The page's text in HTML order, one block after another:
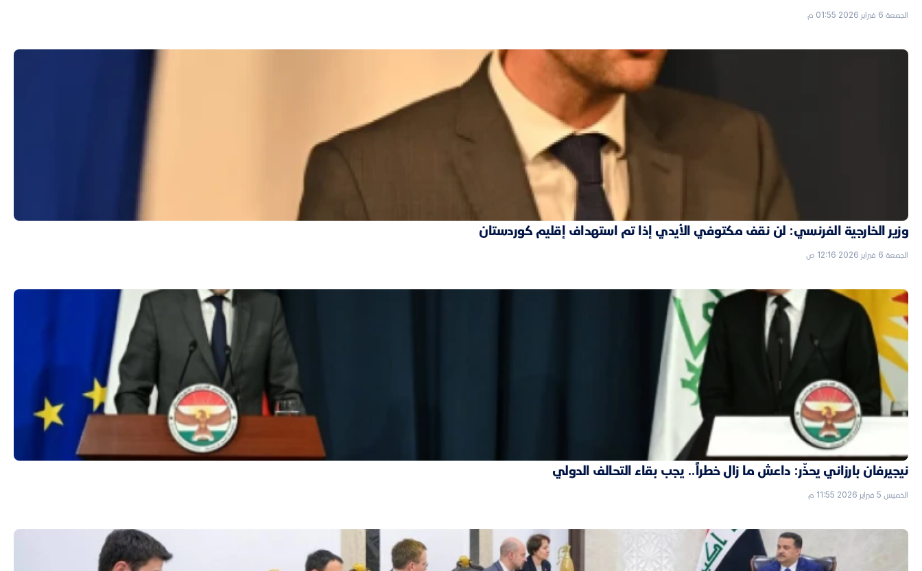
الجمعة 6 فبراير 2026 01:55 م
وزير الخارجية الفرنسي: لن نقف مكتوفي الأيدي إذا تم استهداف إقليم كوردستان
الجمعة 6 فبراير 2026 12:16 ص
نيجيرفان بارزاني يحذّر: داعش ما زال خطراً.. يجب بقاء التحالف الدولي
الخميس 5 فبراير 2026 11:55 م